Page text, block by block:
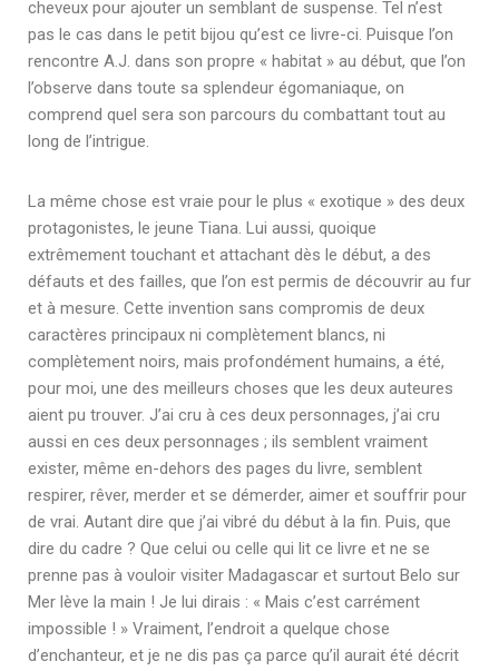
cheveux pour ajouter un semblant de suspense. Tel n’est
pas le cas dans le petit bijou qu’est ce livre-ci. Puisque l’on
rencontre A.J. dans son propre « habitat » au début, que l’on
l’observe dans toute sa splendeur égomaniaque, on
comprend quel sera son parcours du combattant tout au
long de l’intrigue.
La même chose est vraie pour le plus « exotique » des deux
protagonistes, le jeune Tiana. Lui aussi, quoique
extrêmement touchant et attachant dès le début, a des
défauts et des failles, que l’on est permis de découvrir au fur
et à mesure. Cette invention sans compromis de deux
caractères principaux ni complètement blancs, ni
complètement noirs, mais profondément humains, a été,
pour moi, une des meilleurs choses que les deux auteures
aient pu trouver. J’ai cru à ces deux personnages, j’ai cru
aussi en ces deux personnages ; ils semblent vraiment
exister, même en-dehors des pages du livre, semblent
respirer, rêver, merder et se démerder, aimer et souffrir pour
de vrai. Autant dire que j’ai vibré du début à la fin. Puis, que
dire du cadre ? Que celui ou celle qui lit ce livre et ne se
prenne pas à vouloir visiter Madagascar et surtout Belo sur
Mer lève la main ! Je lui dirais : « Mais c’est carrément
impossible ! » Vraiment, l’endroit a quelque chose
d’enchanteur, et je ne dis pas ça parce qu’il aurait été décrit